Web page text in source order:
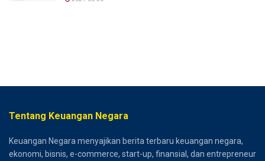
Tentang Keuangan Negara
Keuangan Negara menyajikan berita terbaru keuangan negara,
ekonomi, bisnis, e-commerce, start-up, finansial, dan entrepreneur